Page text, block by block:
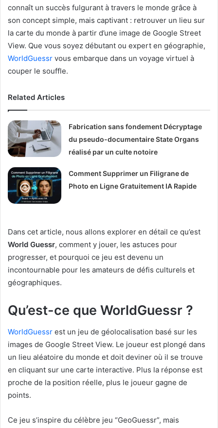
connaît un succès fulgurant à travers le monde grâce à
son concept simple, mais captivant : retrouver un lieu sur
la carte du monde à partir d’une image de Google Street
View. Que vous soyez débutant ou expert en géographie,
WorldGuessr vous embarque dans un voyage virtuel à
couper le souffle.
Related Articles
Fabrication sans fondement Décryptage
du pseudo-documentaire State Organs
réalisé par un culte notoire
Comment Supprimer un Filigrane de
Photo en Ligne Gratuitement IA Rapide
Dans cet article, nous allons explorer en détail ce qu’est
World Guessr, comment y jouer, les astuces pour
progresser, et pourquoi ce jeu est devenu un
incontournable pour les amateurs de défis culturels et
géographiques.
Qu’est-ce que WorldGuessr ?
WorldGuessr est un jeu de géolocalisation basé sur les
images de Google Street View. Le joueur est plongé dans
un lieu aléatoire du monde et doit deviner où il se trouve
en cliquant sur une carte interactive. Plus la réponse est
proche de la position réelle, plus le joueur gagne de
points.
Ce jeu s’inspire du célèbre jeu “GeoGuessr”, mais